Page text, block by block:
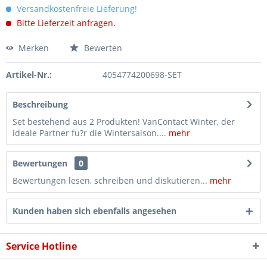
Versandkostenfreie Lieferung!
Bitte Lieferzeit anfragen.
Merken Bewerten
Artikel-Nr.: 4054774200698-SET
Beschreibung
Set bestehend aus 2 Produkten! VanContact Winter, der
ideale Partner fu?r die Wintersaison.... mehr
Bewertungen
0
Bewertungen lesen, schreiben und diskutieren... mehr
Kunden haben sich ebenfalls angesehen
Service Hotline